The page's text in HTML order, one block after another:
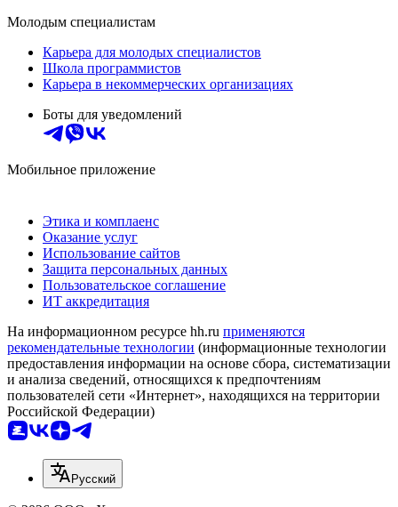
Молодым специалистам
Карьера для молодых специалистов
Школа программистов
Карьера в некоммерческих организациях
Боты для уведомлений
Мобильное приложение
Этика и комплаенс
Оказание услуг
Использование сайтов
Защита персональных данных
Пользовательское соглашение
ИТ аккредитация
На информационном ресурсе hh.ru применяются
рекомендательные технологии (информационные технологии
предоставления информации на основе сбора, систематизации
и анализа сведений, относящихся к предпочтениям
пользователей сети «Интернет», находящихся на территории
Российской Федерации)
Русский